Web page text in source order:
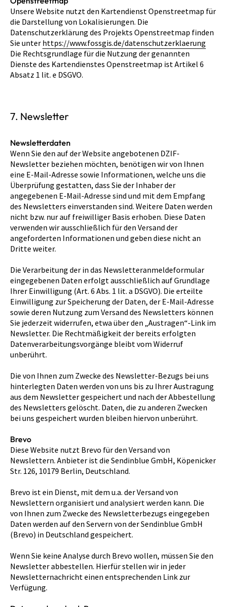
Unsere Website nutzt den Kartendienst Openstreetmap für
die Darstellung von Lokalisierungen. Die
Datenschutzerklärung des Projekts Openstreetmap finden
Sie unter https://www.fossgis.de/datenschutzerklaerung
Die Rechtsgrundlage für die Nutzung der genannten
Dienste des Kartendienstes Openstreetmap ist Artikel 6
Absatz 1 lit. e DSGVO.
7. Newsletter
Newsletterdaten
Wenn Sie den auf der Website angebotenen DZIF-
Newsletter beziehen möchten, benötigen wir von Ihnen
eine E-Mail-Adresse sowie Informationen, welche uns die
Überprüfung gestatten, dass Sie der Inhaber der
angegebenen E-Mail-Adresse sind und mit dem Empfang
des Newsletters einverstanden sind. Weitere Daten werden
nicht bzw. nur auf freiwilliger Basis erhoben. Diese Daten
verwenden wir ausschließlich für den Versand der
angeforderten Informationen und geben diese nicht an
Dritte weiter.
Die Verarbeitung der in das Newsletteranmeldeformular
eingegebenen Daten erfolgt ausschließlich auf Grundlage
Ihrer Einwilligung (Art. 6 Abs. 1 lit. a DSGVO). Die erteilte
Einwilligung zur Speicherung der Daten, der E-Mail-Adresse
sowie deren Nutzung zum Versand des Newsletters können
Sie jederzeit widerrufen, etwa über den „Austragen“-Link im
Newsletter. Die Rechtmäßigkeit der bereits erfolgten
Datenverarbeitungsvorgänge bleibt vom Widerruf
unberührt.
Die von Ihnen zum Zwecke des Newsletter-Bezugs bei uns
hinterlegten Daten werden von uns bis zu Ihrer Austragung
aus dem Newsletter gespeichert und nach der Abbestellung
des Newsletters gelöscht. Daten, die zu anderen Zwecken
bei uns gespeichert wurden bleiben hiervon unberührt.
Brevo
Diese Website nutzt Brevo für den Versand von
Newslettern. Anbieter ist die Sendinblue GmbH, Köpenicker
Str. 126, 10179 Berlin, Deutschland.
Brevo ist ein Dienst, mit dem u.a. der Versand von
Newslettern organisiert und analysiert werden kann. Die
von Ihnen zum Zwecke des Newsletterbezugs eingegeben
Daten werden auf den Servern von der Sendinblue GmbH
(Brevo) in Deutschland gespeichert.
Wenn Sie keine Analyse durch Brevo wollen, müssen Sie den
Newsletter abbestellen. Hierfür stellen wir in jeder
Newsletternachricht einen entsprechenden Link zur
Verfügung.